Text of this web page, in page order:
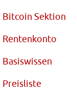
Bitcoin Sektion
Rentenkonto
Basiswissen
Preisliste